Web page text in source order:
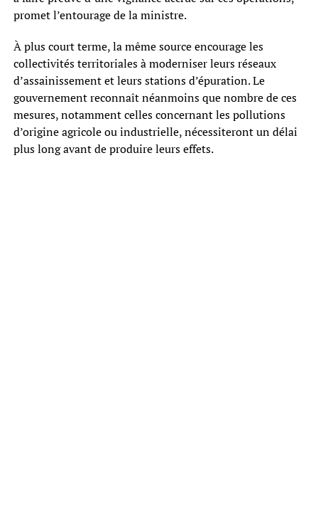
promet l’entourage de la ministre.
À plus court terme, la même source encourage les
collectivités territoriales à moderniser leurs réseaux
d’assainissement et leurs stations d’épuration. Le
gouvernement reconnaît néanmoins que nombre de ces
mesures, notamment celles concernant les pollutions
d’origine agricole ou industrielle, nécessiteront un délai
plus long avant de produire leurs effets.